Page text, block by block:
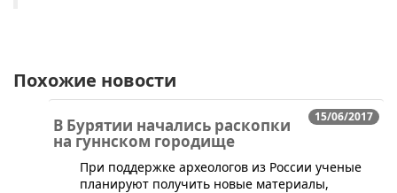
Похожие новости
15/06/2017
В Бурятии начались раскопки
на гуннском городище
​При поддержке археологов из России ученые
планируют получить новые материалы,